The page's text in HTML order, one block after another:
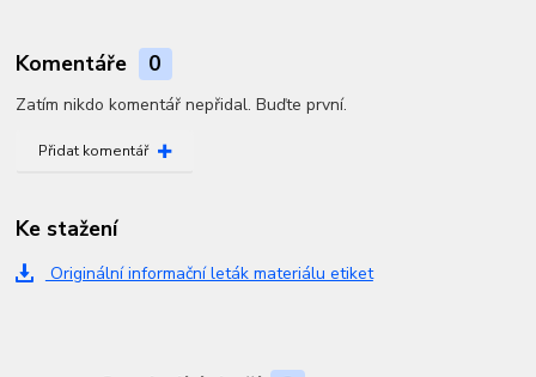
Komentáře 0
Zatím nikdo komentář nepřidal. Buďte první.
Přidat komentář
Ke stažení
Originální informační leták materiálu etiket